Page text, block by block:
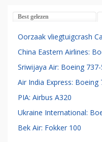
Best gelezen
Oorzaak vliegtuigcrash
China Eastern Airlines:
Sriwijaya Air: Boeing
Air India Express: Boeing
PIA: Airbus A320
Ukraine International:
Bek Air: Fokker 100